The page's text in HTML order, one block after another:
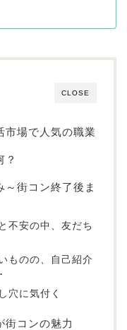
CLOSE
市場で人気の職業
？
～街コン終了後ま
不安の中、友だち
ものの、自己紹介
穴に気付く
街コンの魅力